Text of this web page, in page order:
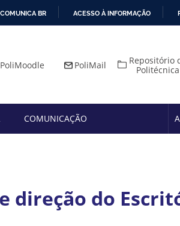
O
COMUNICA BR ACESSO À INFORMAÇÃO
PoliMoodle PoliMail
Repositório
Politécnica
COMUNICAÇÃO
direção do